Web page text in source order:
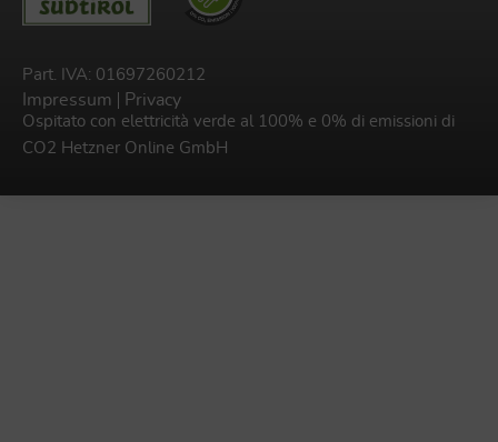
Part. IVA: 01697260212
Impressum Privacy
Ospitato con elettricità verde al 100% e 0% di emissioni di
CO2 Hetzner Online GmbH